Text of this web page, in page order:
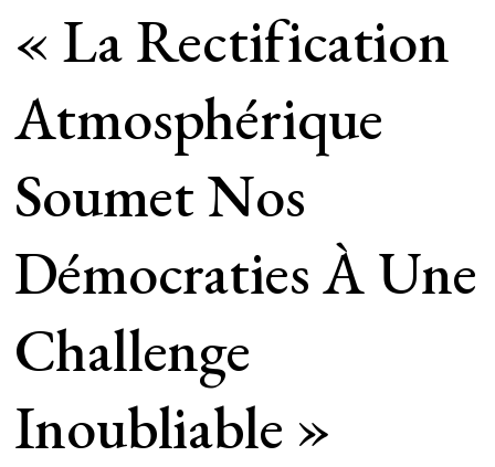
« La Rectification
Atmosphérique
Soumet Nos
Démocraties À Une
Challenge
Inoubliable »